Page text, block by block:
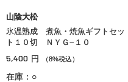
山陰大松
氷温熟成 煮魚・焼魚ギフトセッ
ト１０切 ＮＹＧ−１０
5,400 円 （8%税込）
在庫：○